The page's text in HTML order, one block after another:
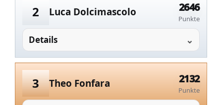
2 Luca Dolcimascolo 2646
Punkte
Details
3 Theo Fonfara 2132
Punkte